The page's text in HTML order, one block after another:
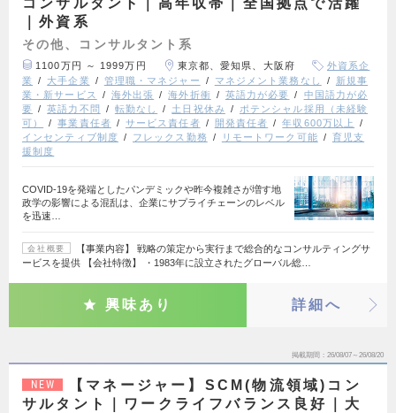
コンサルタント｜高年収帯｜全国拠点で活躍
｜外資系
その他、コンサルタント系
1100万円 ～ 1999万円 東京都、愛知県、大阪府
外資系企
業
大手企業 管理職・マネジャー マネジメント業務なし
新規事
業・新サービス
海外出張 海外折衝 英語力が必要
中国語力が必
要
英語力不問 転勤なし 土日祝休み
ポテンシャル採用（未経験
可）
事業責任者 サービス責任者 開発責任者
年収600万以上
インセンティブ制度
フレックス勤務 リモートワーク可能
育児支
援制度
COVID-19を発端としたパンデミックや昨今複雑さが増す地
政学の影響による混乱は、企業にサプライチェーンのレベル
を迅速…
会社概要
【事業内容】 戦略の策定から実行まで総合的なコンサルティングサ
ービスを提供 【会社特徴】 ・1983年に設立されたグローバル総…
興味あり 詳細へ
掲載期間 26/08/07～26/08/20
NEW
【マネージャー】SCM(物流領域)コン
サルタント｜ワークライフバランス良好｜大